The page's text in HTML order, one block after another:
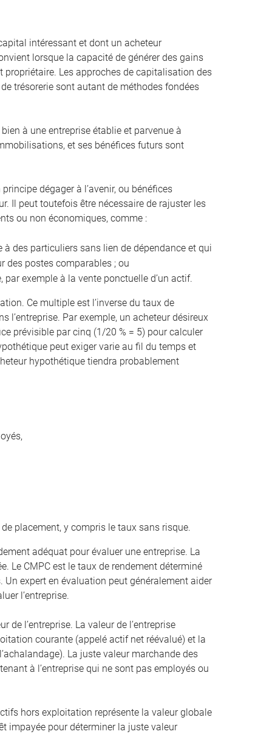
intéressant et dont un acheteur
lorsque la capacité de générer des gains
propriétaire. Les approches de capitalisation des
trésorerie sont autant de méthodes fondées
à une entreprise établie et parvenue à
et ses bénéfices futurs sont
dégager à l’avenir, ou bénéfices
Il peut toutefois être nécessaire de rajuster les
ou non économiques, comme :
des particuliers sans lien de dépendance et qui
des postes comparables ; ou
exemple à la vente ponctuelle d’un actif.
Ce multiple est l’inverse du taux de
l’entreprise. Par exemple, un acheteur désireux
prévisible par cinq (1/20 % = 5) pour calculer
peut exiger varie au fil du temps et
hypothétique tiendra probablement
placement, y compris le taux sans risque.
adéquat pour évaluer une entreprise. La
Le CMPC est le taux de rendement déterminé
expert en évaluation peut généralement aider
l’entreprise.
l’entreprise. La valeur de l’entreprise
courante (appelé actif net réévalué) et la
La juste valeur marchande des
à l’entreprise qui ne sont pas employés ou
hors exploitation représente la valeur globale
impayée pour déterminer la juste valeur